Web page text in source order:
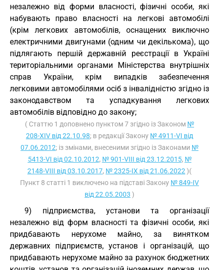
незалежно від форми власності, фізичні особи, які
набувають право власності на легкові автомобілі
(крім легкових автомобілів, оснащених виключно
електричними двигунами (одним чи декількома), що
підлягають першій державній реєстрації в Україні
територіальними органами Міністерства внутрішніх
справ України, крім випадків забезпечення
легковими автомобілями осіб з інвалідністю згідно із
законодавством та успадкування легкових
автомобілів відповідно до закону;
( Статтю 1 доповнено пунктом 7 згідно із Законом №
208-XIV від 22.10.98; в редакції Закону № 4911-VI від
07.06.2012; із змінами, внесеними згідно із Законами №
5413-VI від 02.10.2012, № 901-VIII від 23.12.2015, №
2148-VIII від 03.10.2017, № 2325-IX від 21.06.2022 )(
Пункт 8 статті 1 виключено на підставі Закону № 849-IV
від 22.05.2003 )
9) підприємства, установи та організації
незалежно від форм власності та фізичні особи, які
придбавають нерухоме майно, за винятком
державних підприємств, установ і організацій, що
придбавають нерухоме майно за рахунок бюджетних